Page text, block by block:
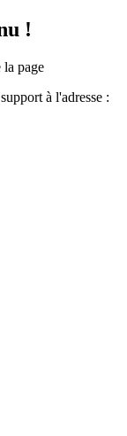
!
la page
à l'adresse :